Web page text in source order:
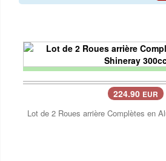
224.90 EUR
Lot de 2 Roues arrière Complètes en